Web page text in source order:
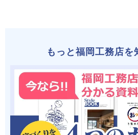
もっと福岡工務店を